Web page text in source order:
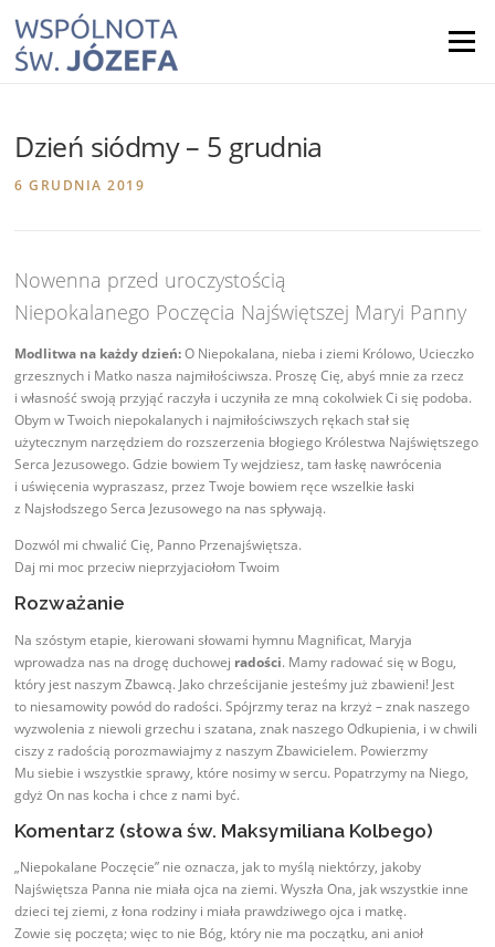
content
Menu
Dzień siódmy – 5 grudnia
6 GRUDNIA 2019
Nowenna przed uroczystością
Niepokalanego Poczęcia Najświętszej Maryi Panny
Modlitwa na każdy dzień:O Niepokalana, nieba i ziemi Królowo, Ucieczko
grzesznych i Matko nasza najmiłościwsza. Proszę Cię, abyś mnie za rzecz
i własność swoją przyjąć raczyła i uczyniła ze mną cokolwiek Ci się podoba.
Obym w Twoich niepokalanych i najmiłościwszych rękach stał się
użytecznym narzędziem do rozszerzenia błogiego Królestwa Najświętszego
Serca Jezusowego. Gdzie bowiem Ty wejdziesz, tam łaskę nawrócenia
i uświęcenia wypraszasz, przez Twoje bowiem ręce wszelkie łaski
z Najsłodszego Serca Jezusowego na nas spływają.
Dozwól mi chwalić Cię, Panno Przenajświętsza.
Daj mi moc przeciw nieprzyjaciołom Twoim
Rozważanie
Na szóstym etapie, kierowani słowami hymnu Magnificat, Maryja
wprowadza nas na drogę duchowej radości. Mamy radować się w Bogu,
który jest naszym Zbawcą. Jako chrześcijanie jesteśmy już zbawieni! Jest
to niesamowity powód do radości. Spójrzmy teraz na krzyż – znak naszego
wyzwolenia z niewoli grzechu i szatana, znak naszego Odkupienia, i w chwili
ciszy z radością porozmawiajmy z naszym Zbawicielem. Powierzmy
Mu siebie i wszystkie sprawy, które nosimy w sercu. Popatrzymy na Niego,
gdyż On nas kocha i chce z nami być.
Komentarz (słowa św. Maksymiliana Kolbego)
„Niepokalane Poczęcie” nie oznacza, jak to myślą niektórzy, jakoby
Najświętsza Panna nie miała ojca na ziemi. Wyszła Ona, jak wszystkie inne
dzieci tej ziemi, z łona rodziny i miała prawdziwego ojca i matkę.
Zowie się poczęta; więc to nie Bóg, który nie ma początku, ani anioł